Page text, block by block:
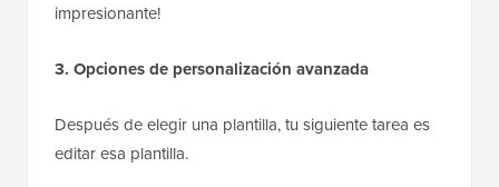
impresionante!
3. Opciones de personalización avanzada
Después de elegir una plantilla, tu siguiente tarea es
editar esa plantilla.